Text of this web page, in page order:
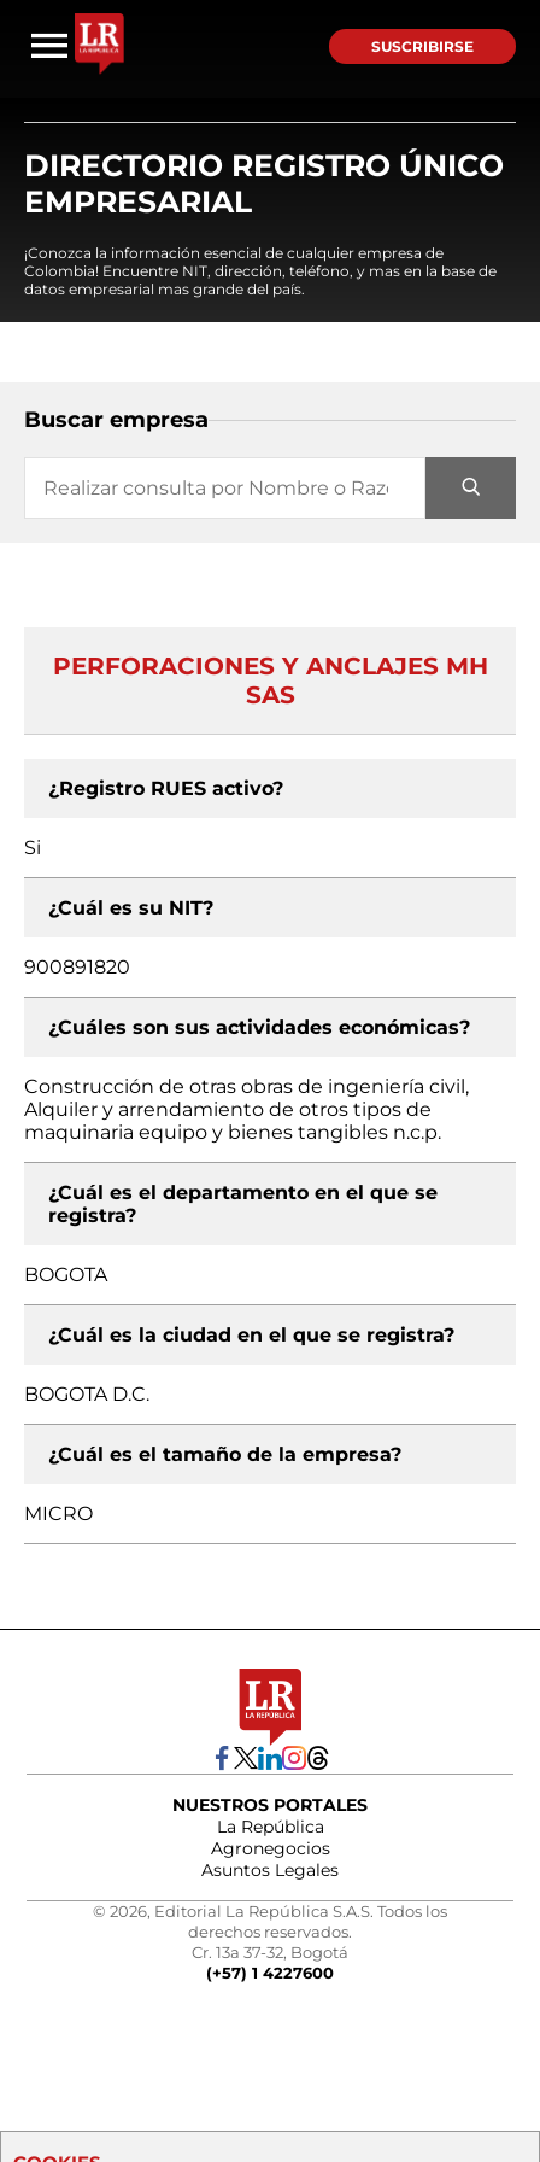
SUSCRIBIRSE
DIRECTORIO REGISTRO ÚNICO
EMPRESARIAL
¡Conozca la información esencial de cualquier empresa de
Colombia! Encuentre NIT, dirección, teléfono, y mas en la base de
datos empresarial mas grande del país.
Buscar empresa
PERFORACIONES Y ANCLAJES MH
SAS
¿Registro RUES activo?
Si
¿Cuál es su NIT?
900891820
¿Cuáles son sus actividades económicas?
Construcción de otras obras de ingeniería civil,
Alquiler y arrendamiento de otros tipos de
maquinaria equipo y bienes tangibles n.c.p.
¿Cuál es el departamento en el que se
registra?
BOGOTA
¿Cuál es la ciudad en el que se registra?
BOGOTA D.C.
¿Cuál es el tamaño de la empresa?
MICRO
NUESTROS PORTALES
La República
Agronegocios
Asuntos Legales
© 2026, Editorial La República S.A.S. Todos los
derechos reservados.
Cr. 13a 37-32, Bogotá
(+57) 1 4227600